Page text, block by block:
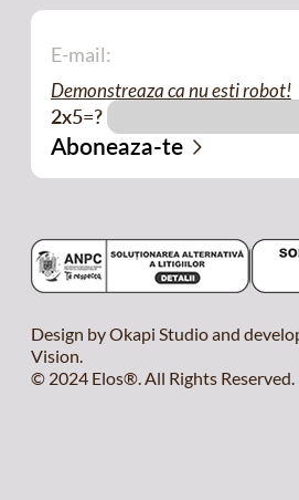
Demonstreaza ca nu esti robot!
2x5=?
Design by Okapi Studio and
Vision.
© 2024 Elos®. All Rights Reserved.